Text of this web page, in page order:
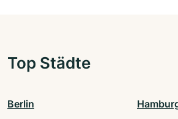
Top Städte
Berlin